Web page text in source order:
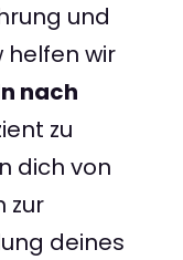
und
helfen wir
nach
zu
dich von
zur
deines